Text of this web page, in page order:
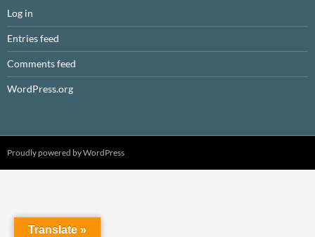
Log in
Entries feed
Comments feed
WordPress.org
Proudly powered by WordPress
Translate »